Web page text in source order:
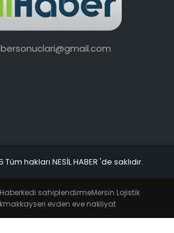
hakları NESİL HABER 'de saklıdır.
kedi sahiplendirmeMersin Lojistik
kayseri evden eve nakliyat